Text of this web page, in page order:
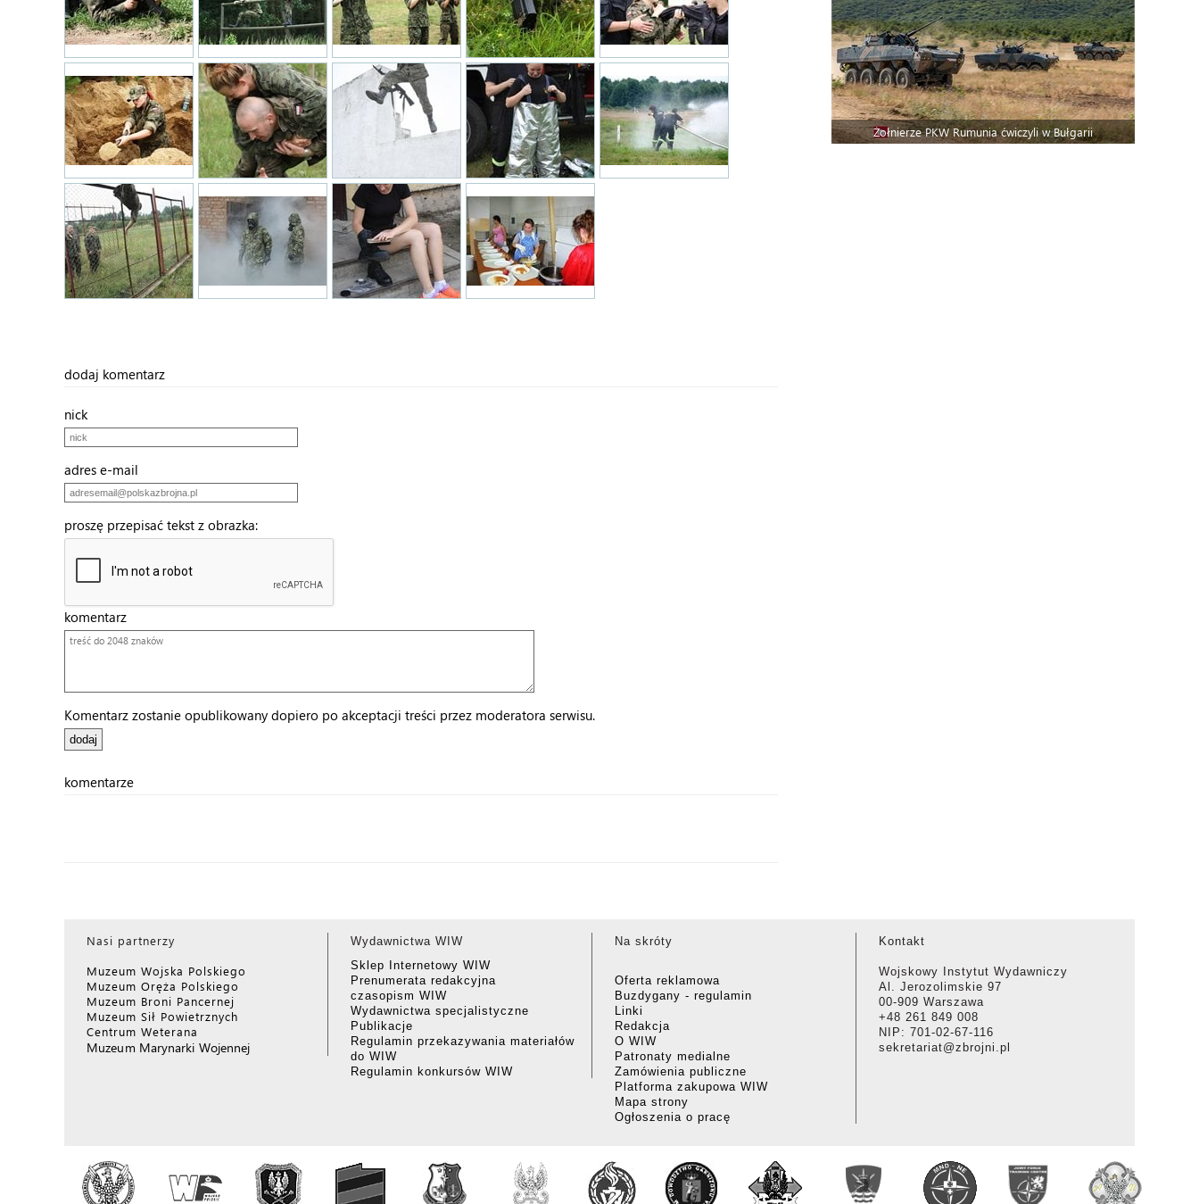
dodaj komentarz
nick
adres e-mail
proszę przepisać tekst z obrazka:
komentarz
Komentarz zostanie opublikowany dopiero po akceptacji treści przez moderatora serwisu.
komentarze
Żołnierze PKW Rumunia ćwiczyli w Bułgarii
Nasi partnerzy
Muzeum Wojska Polskiego
Muzeum Oręża Polskiego
Muzeum Broni Pancernej
Muzeum Sił Powietrznych
Centrum Weterana
Muzeum Marynarki Wojennej
Wydawnictwa WIW
Sklep Internetowy WIW
Prenumerata redakcyjna
czasopism WIW
Wydawnictwa specjalistyczne
Publikacje
Regulamin przekazywania materiałów
do WIW
Regulamin konkursów WIW
Na skróty
Oferta reklamowa
Buzdygany - regulamin
Linki
Redakcja
O WIW
Patronaty medialne
Zamówienia publiczne
Platforma zakupowa WIW
Mapa strony
Ogłoszenia o pracę
Kontakt
Wojskowy Instytut Wydawniczy
Al. Jerozolimskie 97
00-909 Warszawa
+48 261 849 008
NIP: 701-02-67-116
sekretariat@zbrojni.pl